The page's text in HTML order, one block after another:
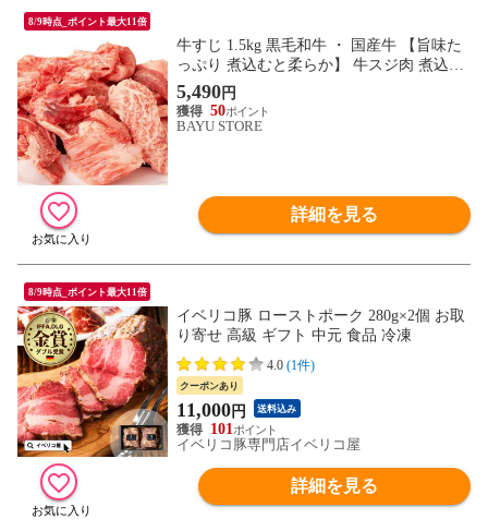
8/9時点_ポイント最大11倍
牛すじ 1.5kg 黒毛和牛 ・ 国産牛 【旨味た
っぷり 煮込むと柔らか】 牛スジ肉 煮込み
小分け 真空パック すじ煮込み カレー シチ
ュー おでん 土手煮 キャンプ 黒毛和牛 国
産牛すじ 冷凍 送料無料 ※北海道・沖縄・
5,490円
50
BAYU STORE
詳細を見る
8/9時点_ポイント最大11倍
イベリコ豚 ローストポーク 280g×2個 お取
り寄せ 高級 ギフト 中元 食品 冷凍
4.0 (1件)
クーポンあり
11,000円 送料込み
101
イベリコ豚専門店イベリコ屋
詳細を見る